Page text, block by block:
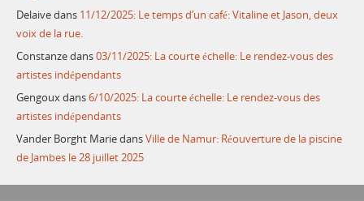
Delaivedans 11/12/2025: Le temps d’un café: Vitaline et Jason, deux
voix de la rue.
Constanzedans03/11/2025: La courte échelle: Le rendez-vous des
artistes indépendants
Gengouxdans6/10/2025: La courte échelle: Le rendez-vous des
artistes indépendants
Vander Borght MariedansVille de Namur: Réouverture de la piscine
de Jambes le 28 juillet 2025